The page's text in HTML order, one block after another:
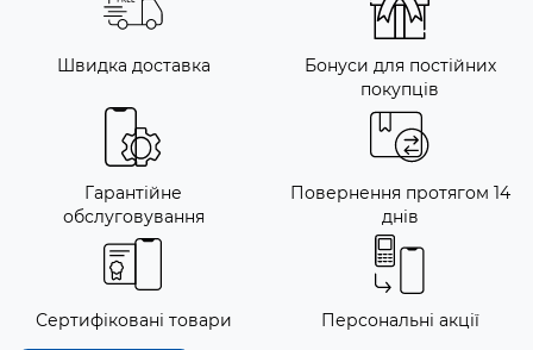
Швидка доставка
Бонуси для постійних
покупців
Гарантійне
обслуговування
Повернення протягом 14
днів
Сертифіковані товари Персональні акції